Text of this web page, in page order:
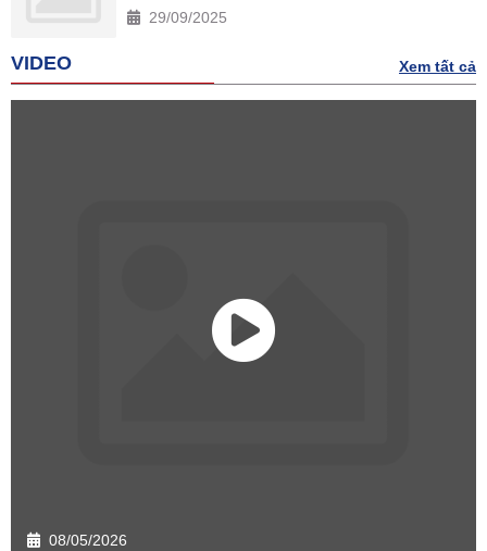
29/09/2025
VIDEO Xem tất cả
08/05/2026